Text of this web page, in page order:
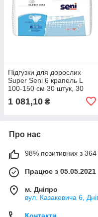
Підгузки для дорослих
Super Seni 6 крапель L
100-150 см 30 штук, 30
1 081,10 ₴
Про нас
98% позитивних з 364
Працює з 05.05.2021
м. Дніпро
вул. Казакевича 6,